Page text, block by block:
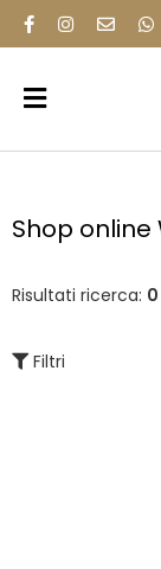
Shop online
Risultati ricerca:
Filtri